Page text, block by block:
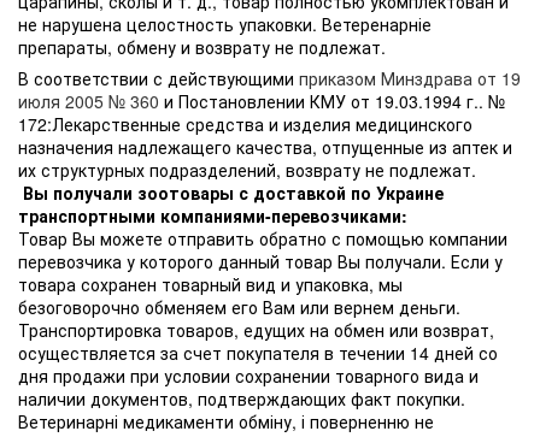
не нарушена целостность упаковки. Ветеренарніе
препараты, обмену и возврату не подлежат.
В соответствии с действующими приказом Минздрава от 19
июля 2005 № 360 и Постановлении КМУ от 19.03.1994 г.. №
172:Лекарственные средства и изделия медицинского
назначения надлежащего качества, отпущенные из аптек и
их структурных подразделений, возврату не подлежат.
Вы получали зоотовары с доставкой по Украине
транспортными компаниями-перевозчиками:
Товар Вы можете отправить обратно с помощью компании
перевозчика у которого данный товар Вы получали. Если у
товара сохранен товарный вид и упаковка, мы
безоговорочно обменяем его Вам или вернем деньги.
Транспортировка товаров, едущих на обмен или возврат,
осуществляется за счет покупателя в течении 14 дней со
дня продажи при условии сохранении товарного вида и
наличии документов, подтверждающих факт покупки.
Ветеринарні медикаменти обміну, і поверненню не